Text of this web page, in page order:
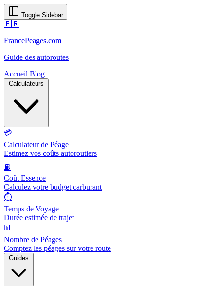
Toggle Sidebar
🇫🇷
FrancePeages.com
Guide des autoroutes
Accueil Blog
Calculateurs
💳
Calculateur de Péage
Estimez vos coûts autoroutiers
⛽
Coût Essence
Calculez votre budget carburant
⏱️
Temps de Voyage
Durée estimée de trajet
📊
Nombre de Péages
Comptez les péages sur votre route
Guides